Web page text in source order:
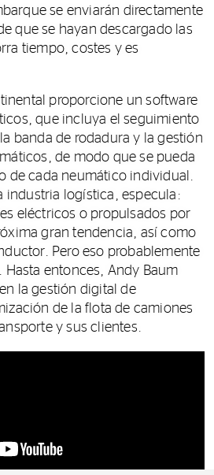
se enviarán directamente
que se hayan descargado las
tiempo, costes y es
proporcione un software
que incluya el seguimiento
banda de rodadura y la gestión
de modo que se pueda
de cada neumático individual.
industria logística, especula:
eléctricos o propulsados ​​por
gran tendencia, así como
Pero eso probablemente
Hasta entonces, Andy Baum
la gestión digital de
de la flota de camiones
y sus clientes.